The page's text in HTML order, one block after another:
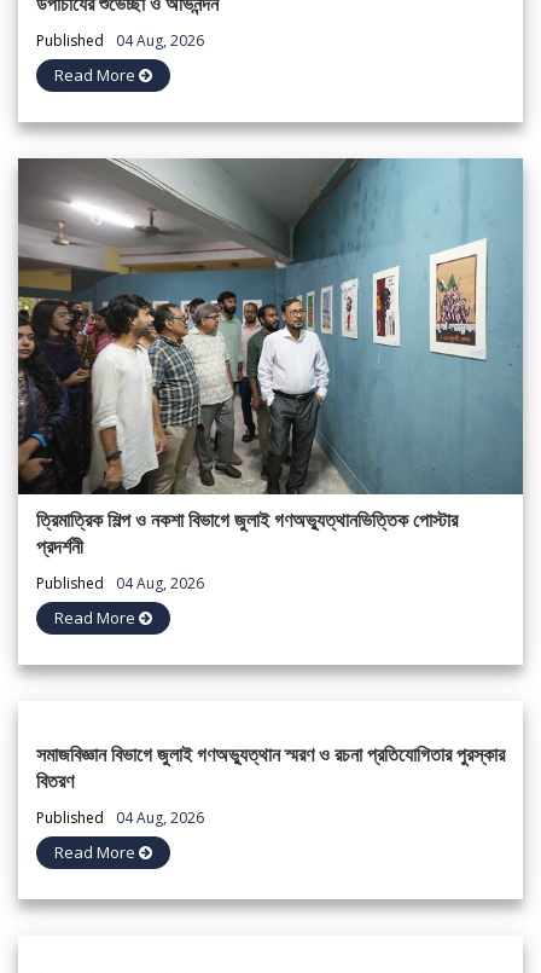
Published 04 Aug, 2026
Read More
ত্রিমাত্রিক শিল্প ও নকশা বিভাগে জুলাই গণঅভ্যুত্থানভিত্তিক পোস্টার
প্রদর্শনী
Published 04 Aug, 2026
Read More
সমাজবিজ্ঞান বিভাগে জুলাই গণঅভ্যুত্থান স্মরণ ও রচনা প্রতিযোগিতার পুরস্কার
বিতরণ
Published 04 Aug, 2026
Read More